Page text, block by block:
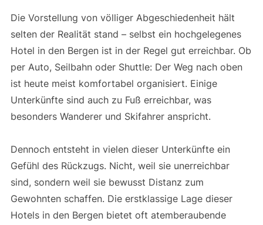
Die Vorstellung von völliger Abgeschiedenheit hält
selten der Realität stand – selbst ein hochgelegenes
Hotel in den Bergen ist in der Regel gut erreichbar. Ob
per Auto, Seilbahn oder Shuttle: Der Weg nach oben
ist heute meist komfortabel organisiert. Einige
Unterkünfte sind auch zu Fuß erreichbar, was
besonders Wanderer und Skifahrer anspricht.
Dennoch entsteht in vielen dieser Unterkünfte ein
Gefühl des Rückzugs. Nicht, weil sie unerreichbar
sind, sondern weil sie bewusst Distanz zum
Gewohnten schaffen. Die erstklassige Lage dieser
Hotels in den Bergen bietet oft atemberaubende